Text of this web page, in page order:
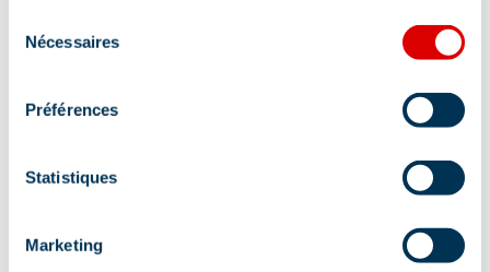
Nécessaires
Préférences
Statistiques
Marketing